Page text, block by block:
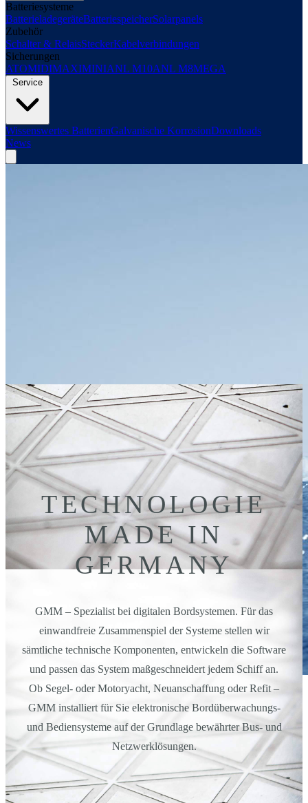
Batteriesysteme
BatterieladegeräteBatteriespeicherSolarpanels
Zubehör
Schalter & RelaisSteckerKabelverbindungen
Sicherungen
ATOMIDIMAXIMINIANL M10ANL M8MEGA
Wissenswertes BatterienGalvanische KorrosionDownloads
News
GMM BORD-ÜBERWACHUNGS- UND
BEDIENSYSTEME
Alle Schiffsdaten immer und überall abrufbar. Maßgeschneidert für
Segelyacht, Motoryacht, neu oder Refit.
mehr erfahren
TECHNOLOGIE
MADE IN
GERMANY
GMM – Spezialist bei digitalen Bordsystemen. Für das
einwandfreie Zusammenspiel der Systeme stellen wir
sämtliche technische Komponenten, entwickeln die Software
und passen das System maßgeschneidert jedem Schiff an.
Ob Segel- oder Motoryacht, Neuanschaffung oder Refit –
GMM installiert für Sie elektronische Bordüberwachungs-
und Bediensysteme auf der Grundlage bewährter Bus- und
Netzwerklösungen.